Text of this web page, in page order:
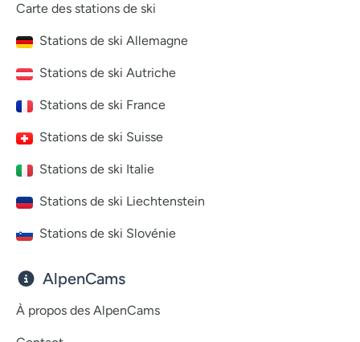
Carte des stations de ski
Stations de ski Allemagne
Stations de ski Autriche
Stations de ski France
Stations de ski Suisse
Stations de ski Italie
Stations de ski Liechtenstein
Stations de ski Slovénie
AlpenCams
À propos des AlpenCams